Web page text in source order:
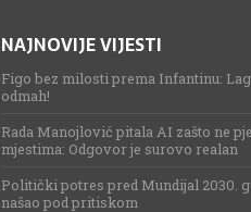
NAJNOVIJE VIJESTI
Figo bez milosti prema Infantinu:
odmah!
Rada Manojlović pitala AI zašto ne
mjestima: Odgovor je surovo realan
Politički potres pred Mundijal 2030.
našao pod pritiskom